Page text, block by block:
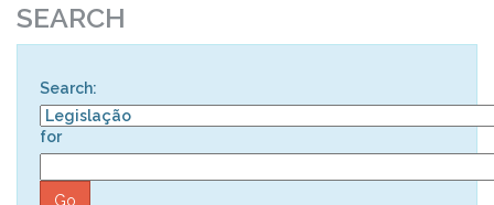
SEARCH
Search:
for